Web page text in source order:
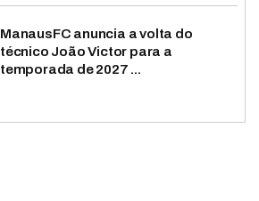
ManausFC anuncia a volta do
técnico João Victor para a
temporada de 2027 ...